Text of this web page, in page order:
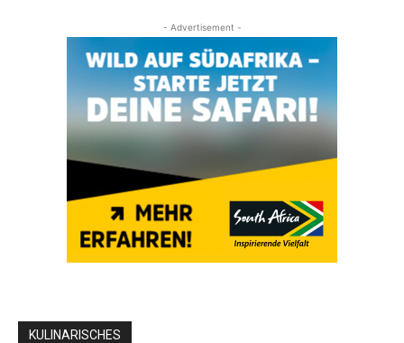
- Advertisement -
KULINARISCHES